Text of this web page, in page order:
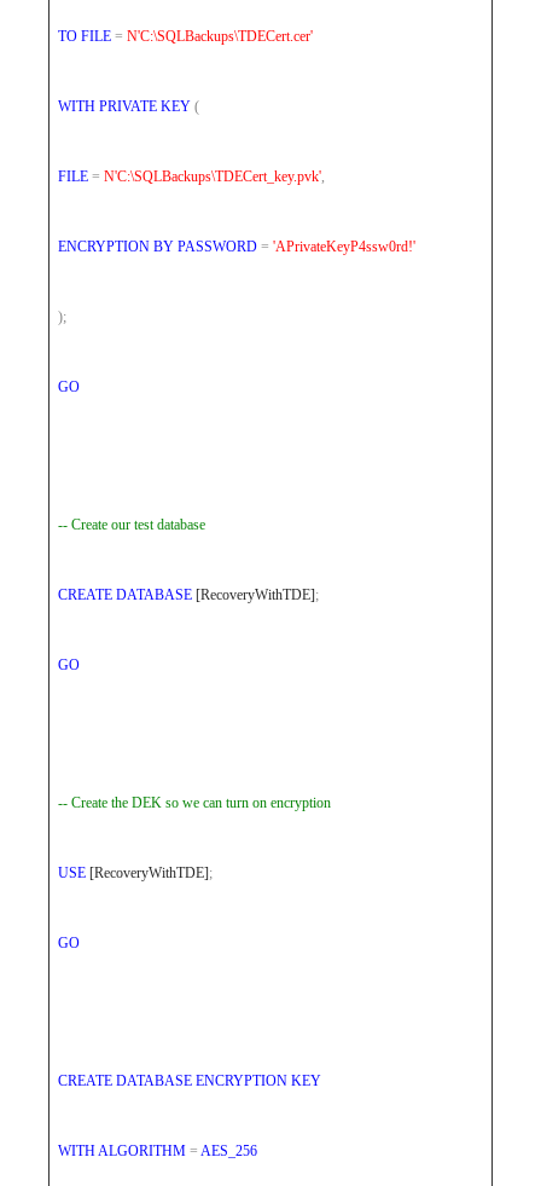
TO FILE = N'C:\SQLBackups\TDECert.cer'
WITH PRIVATE KEY (
FILE = N'C:\SQLBackups\TDECert_key.pvk',
ENCRYPTION BY PASSWORD = 'APrivateKeyP4ssw0rd!'
);
GO
-- Create our test database
CREATE DATABASE [RecoveryWithTDE];
GO
-- Create the DEK so we can turn on encryption
USE [RecoveryWithTDE];
GO
CREATE DATABASE ENCRYPTION KEY
WITHALGORITHM = AES_256